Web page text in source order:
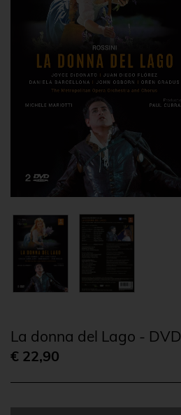
La donna del Lago - DVD
€ 22,90